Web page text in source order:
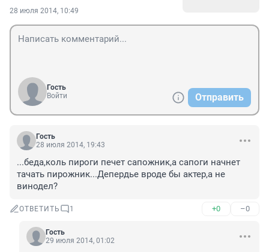
28 июля 2014, 10:49
Гость
Войти
Отправить
Гость
28 июля 2014, 19:43
...беда,коль пироги печет сапожник,а сапоги начнет
тачать пирожник...Депердье вроде бы актер,а не
винодел?
ОТВЕТИТЬ 1 +0 –0
Гость
29 июля 2014, 01:02